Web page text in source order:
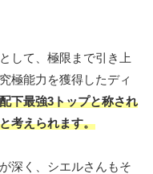
して、極限まで引き上
極能力を獲得したディ
配下最強3トップと称され
考えられます。
深く、シエルさんもそ